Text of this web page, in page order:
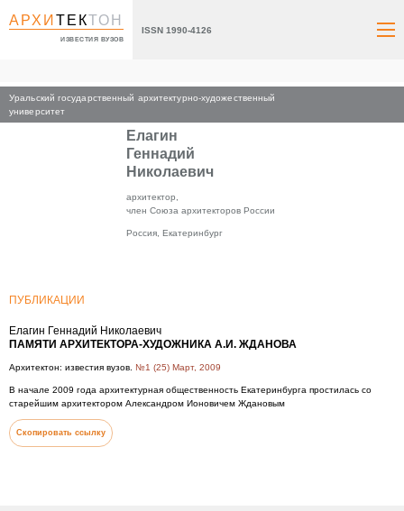
АРХИТЕКТОН
ИЗВЕСТИЯ ВУЗОВ
ISSN 1990-4126
Уральский государственный архитектурно-художественный
университет
Главная
Елагин
Геннадий
Николаевич
архитектор,
член Союза архитекторов России
Россия, Екатеринбург
ПУБЛИКАЦИИ
Елагин Геннадий Николаевич
ПАМЯТИ АРХИТЕКТОРА-ХУДОЖНИКА А.И. ЖДАНОВА
Архитектон: известия вузов. №1 (25) Март, 2009
В начале 2009 года архитектурная общественность Екатеринбурга простилась со
старейшим архитектором Александром Ионовичем Ждановым
Скопировать ссылку